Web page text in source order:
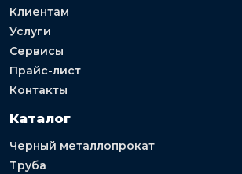
Клиентам
Услуги
Сервисы
Прайс-лист
Контакты
Каталог
Черный металлопрокат
Труба